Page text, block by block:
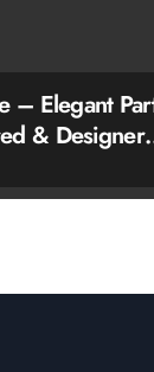
– Elegant
& Designer